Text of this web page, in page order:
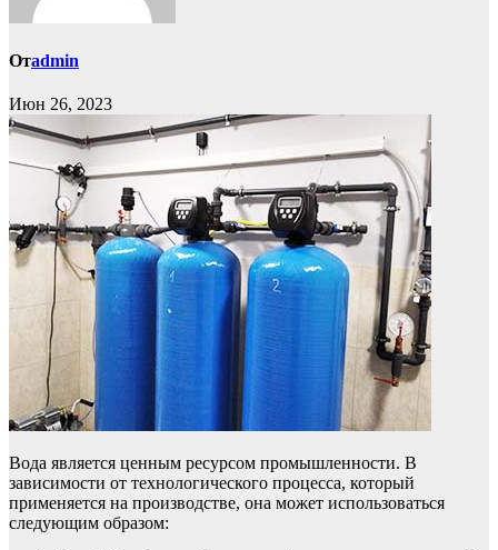
Отadmin
Июн 26, 2023
Вода является ценным ресурсом промышленности. В
зависимости от технологического процесса, который
применяется на производстве, она может использоваться
следующим образом: